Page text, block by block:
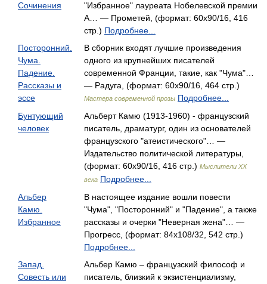
Сочинения
"Избранное" лауреата Нобелевской премии
А… — Прометей, (формат: 60x90/16, 416
стр.) Подробнее...
Посторонний.
Чума.
Падение.
Рассказы и
эссе
В сборник входят лучшие произведения
одного из крупнейших писателей
современной Франции, такие, как "Чума"…
— Радуга, (формат: 60x90/16, 464 стр.)
Мастера современной прозы Подробнее...
Бунтующий
человек
Альберт Камю (1913-1960) - французский
писатель, драматург, один из основателей
французского "атеистического"… —
Издательство политической литературы,
(формат: 60x90/16, 416 стр.) Мыслители XX
века Подробнее...
Альбер
Камю.
Избранное
В настоящее издание вошли повести
"Чума", "Посторонний" и "Падение", а также
рассказы и очерки "Неверная жена"… —
Прогресс, (формат: 84x108/32, 542 стр.)
Подробнее...
Запад.
Совесть или
Альбер Камю – французский философ и
писатель, близкий к экзистенциализму,